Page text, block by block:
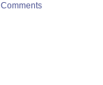
Comments